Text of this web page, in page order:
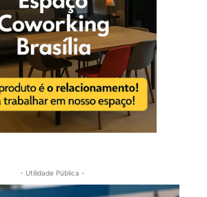
- Utilidade Pública -